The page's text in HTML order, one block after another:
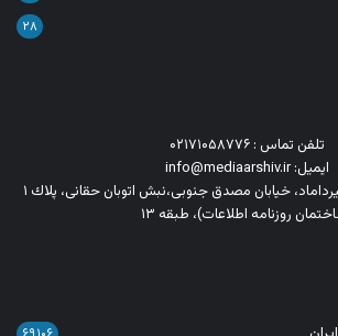
۲۸
تلفن تماس : ۰۲۱۷۱۰۵۸۷۷۶
ایمیل: info@mediaarshiv.ir
آدرس: تهران - خیابان میرداماد، خیابان مصدق جنوبی،نبش اتوبان حقانی، پلاك ١
روزنامه اطلاعات)، طبقه ۱۳